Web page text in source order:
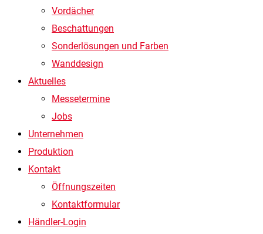
Vordächer
Beschattungen
Sonderlösungen und Farben
Wanddesign
Aktuelles
Messetermine
Jobs
Unternehmen
Produktion
Kontakt
Öffnungszeiten
Kontaktformular
Händler-Login